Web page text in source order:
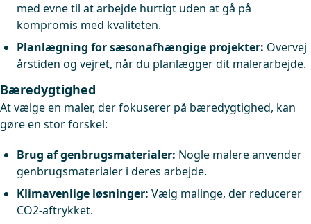
med evne til at arbejde hurtigt uden at gå på
kompromis med kvaliteten.
Planlægning for sæsonafhængige projekter: Overvej
årstiden og vejret, når du planlægger dit malerarbejde.
Bæredygtighed
At vælge en maler, der fokuserer på bæredygtighed, kan
gøre en stor forskel:
Brug af genbrugsmaterialer: Nogle malere anvender
genbrugsmaterialer i deres arbejde.
Klimavenlige løsninger: Vælg malinge, der reducerer
CO2-aftrykket.